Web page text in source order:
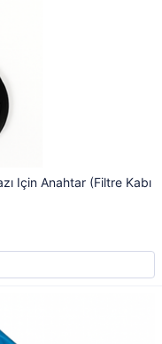
Için Anahtar (Filtre Kabı